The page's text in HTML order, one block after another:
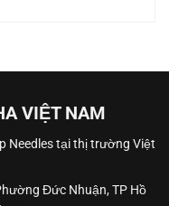
VIỆT NAM
Needles tại thị trường Việt
Đức Nhuận, TP Hồ